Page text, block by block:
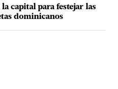
capital para festejar las
dominicanos